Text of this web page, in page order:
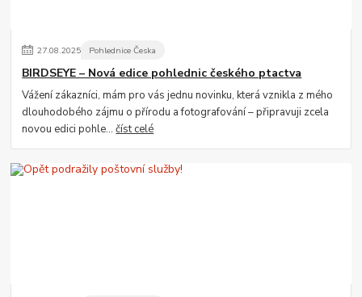
27.08.2025 Pohlednice Česka
BIRDSEYE – Nová edice pohlednic českého ptactva
Vážení zákazníci, mám pro vás jednu novinku, která vznikla z mého
dlouhodobého zájmu o přírodu a fotografování – připravuji zcela
novou edici pohle...číst celé